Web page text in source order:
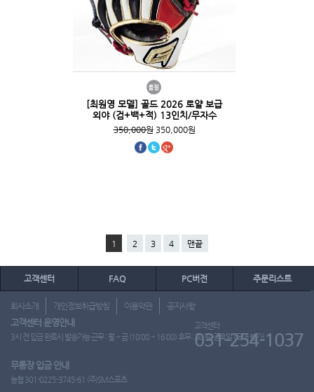
[최원영 모델] 골드 2026 로얄 보급
외야 (검+백+적) 13인치/무자수
350,000원350,000원
1 2 3 4 맨끝
고객센터 FAQ PC버전 주문리스트
회사소개 개인정보취급방침 이용약관 공지사항
고객센터 운영안내
3시 전 입금 완료시 발송가능 근무 : 월 ~ 금 (10:00 ~ 16:00) 휴무 : 토, 일, 공휴일 (도매 불가)
고객센터
031-254-1037
무통장 입금 안내
농협 301-0225-3745-61 (주)SM스포츠